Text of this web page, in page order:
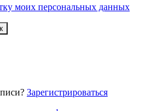
моих персональных данных
Зарегистрироваться